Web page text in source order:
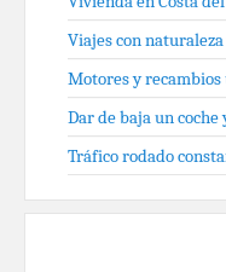
Viajes con
Motores y recambios
Dar de baja un coche
Tráfico rodado